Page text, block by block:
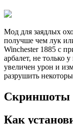
Мод для заядлых
получше чем лук
Winchester 1885 с
арбалет, не только
увеличен урон и
разрушить
Скриншоты
Как